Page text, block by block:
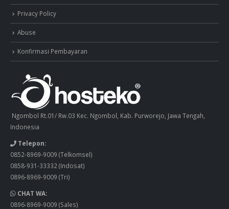
Privacy Policy
Abuse
Konfirmasi Pembayaran
Ngombol Rt.01/ Rw.03 Kec. Ngombol, Kab. Purworejo, Jawa Tengah,
Indonesia
Telepon:
0852-8969-9009 (Telkomsel)
0858-931-33332 (Indosat)
0896-8969-9009 (Tri)
CHAT WA:
0896-8969-9009 (Sales)